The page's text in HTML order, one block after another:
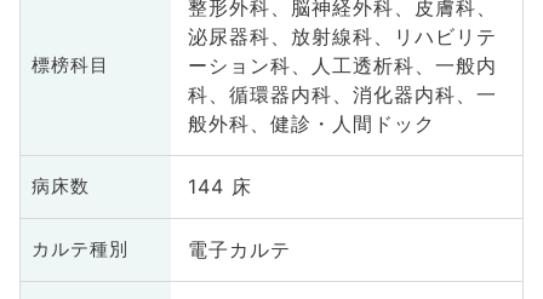
標榜科目
整形外科、脳神経外科、皮膚科、
泌尿器科、放射線科、リハビリテ
ーション科、人工透析科、一般内
科、循環器内科、消化器内科、一
般外科、健診・人間ドック
病床数 144 床
カルテ種別 電子カルテ